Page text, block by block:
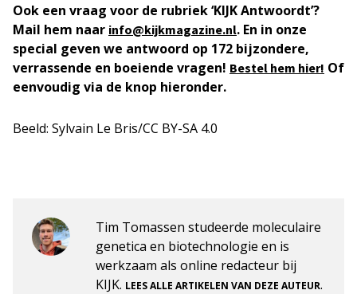
Ook een vraag voor de rubriek ‘KIJK Antwoordt’?
Mail hem naar info@kijkmagazine.nl. En in onze
special geven we antwoord op 172 bijzondere,
verrassende en boeiende vragen! Bestel hem hier! Of
eenvoudig via de knop hieronder.
Beeld: Sylvain Le Bris/CC BY-SA 4.0
Tim Tomassen studeerde moleculaire
genetica en biotechnologie en is
werkzaam als online redacteur bij
KIJK. LEES ALLE ARTIKELEN VAN DEZE AUTEUR.